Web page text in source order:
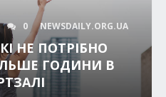
0 NEWSDAILY.ORG.UA
НЕ ПОТРІБНО
ГОДИНИ В